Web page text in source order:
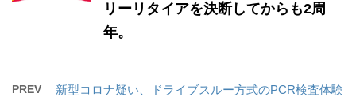
リーリタイアを決断してからも2周
年。
PREV
新型コロナ疑い、ドライブスルー方式のPCR検査体験